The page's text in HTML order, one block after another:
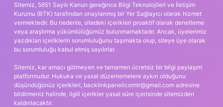
Sitemiz, 5651 Sayılı Kanun gereğince Bilgi Teknolojileri ve İletişim
Kurumu (BTK) tarafından onaylanmış bir Yer Sağlayıcı olarak hizmet
vermektedir. Bu nedenle, sitedeki içerikleri proaktif olarak denetleme
veya araştırma yükümlülüğümüz bulunmamaktadır. Ancak, üyelerimiz
yazdıkları içeriklerin sorumluluğunu taşımakta olup, siteye üye olarak
bu sorumluluğu kabul etmiş sayılırlar.
Sitemiz, kar amacı gütmeyen ve tamamen ücretsiz bir bilgi paylaşım
platformudur. Hukuka ve yasal düzenlemelere aykırı olduğunu
düşündüğünüz içerikleri, backlinkpanelicomtr@gmail.com adresine
bildirmeniz halinde, ilgili içerikler yasal süre içerisinde sitemizden
kaldırılacaktır.